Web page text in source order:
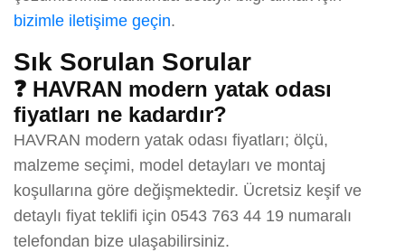
bizimle iletişime geçin.
Sık Sorulan Sorular
❓ HAVRAN modern yatak odası
fiyatları ne kadardır?
HAVRAN modern yatak odası fiyatları; ölçü,
malzeme seçimi, model detayları ve montaj
koşullarına göre değişmektedir. Ücretsiz keşif ve
detaylı fiyat teklifi için 0543 763 44 19 numaralı
telefondan bize ulaşabilirsiniz.